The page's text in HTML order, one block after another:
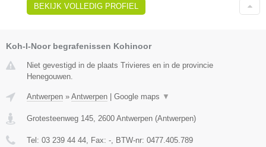
BEKIJK VOLLEDIG PROFIEL
Koh-I-Noor begrafenissen Kohinoor
Niet gevestigd in de plaats Trivieres en in de provincie
Henegouwen.
Antwerpen » Antwerpen | Google maps ▼
Grotesteenweg 145 2600 Antwerpen (Antwerpen)
Tel: 03 239 44 44 , Fax: - , BTW-nr: 0477.405.789